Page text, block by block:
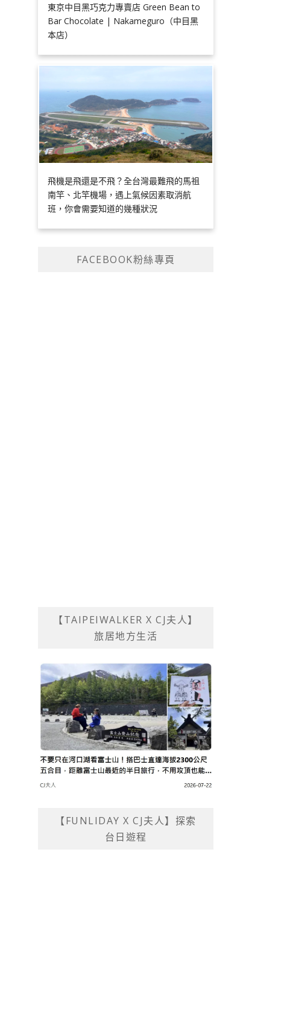
東京中目黑巧克力專賣店 Green Bean to
Bar Chocolate | Nakameguro（中目黑
本店）
飛機是飛還是不飛？全台灣最難飛的馬祖
南竿、北竿機場，遇上氣候因素取消航
班，你會需要知道的幾種狀況
FACEBOOK粉絲專頁
【TAIPEIWALKER X CJ夫人】
旅居地方生活
【FUNLIDAY X CJ夫人】探索
台日遊程